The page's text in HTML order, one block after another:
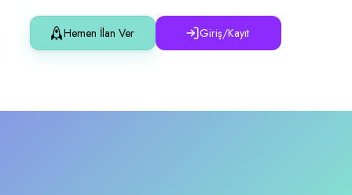
Hemen İlan Ver Giriş/Kayıt